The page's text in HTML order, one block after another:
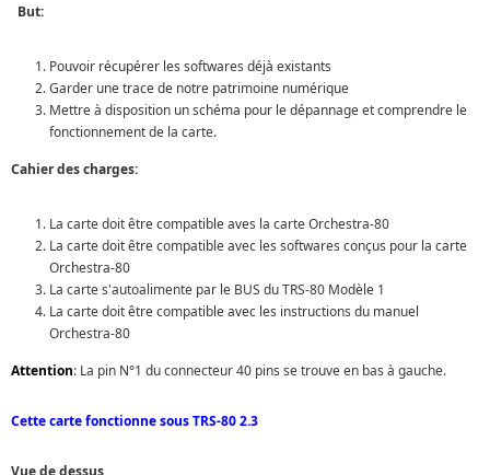
But:
Pouvoir récupérer les softwares déjà existants
Garder une trace de notre patrimoine numérique
Mettre à disposition un schéma pour le dépannage et comprendre le
fonctionnement de la carte.
Cahier des charges:
La carte doit être compatible aves la carte Orchestra-80
La carte doit être compatible avec les softwares conçus pour la carte
Orchestra-80
La carte s'autoalimente par le BUS du TRS-80 Modèle 1
La carte doit être compatible avec les instructions du manuel
Orchestra-80
Attention: La pin N°1 du connecteur 40 pins se trouve en bas à gauche.
Cette carte fonctionne sous TRS-80 2.3
Vue de dessus